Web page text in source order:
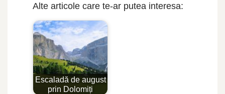
Alte articole care te-ar putea interesa:
Escaladă de august
prin Dolomiți